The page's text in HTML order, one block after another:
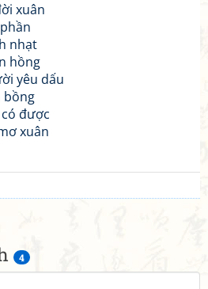
4
xuân
nhạt
hồng
yêu dấu
bồng
được
xuân